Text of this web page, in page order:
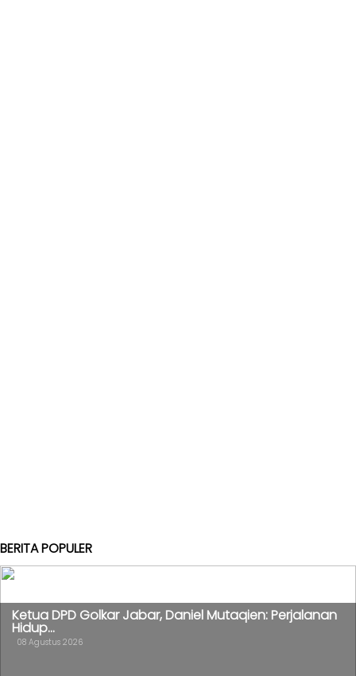
BERITA POPULER
Ketua DPD Golkar Jabar, Daniel Mutaqien: Perjalanan
Hidup...
08 Agustus 2026